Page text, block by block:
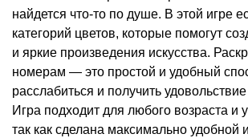
найдется что-то по душе. В этой игре
категорий цветов, которые помогут
и яркие произведения искусства.
номерам — это простой и удобный
расслабиться и получить
Игра подходит для любого возраста и
так как сделана максимально удобной